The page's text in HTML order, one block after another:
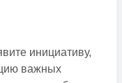
инициативу,
важных